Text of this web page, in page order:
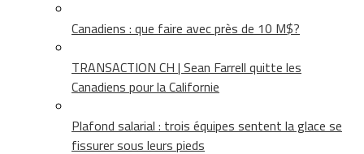
Canadiens : que faire avec près de 10 M$?
TRANSACTION CH | Sean Farrell quitte les
Canadiens pour la Californie
Plafond salarial : trois équipes sentent la glace se
fissurer sous leurs pieds